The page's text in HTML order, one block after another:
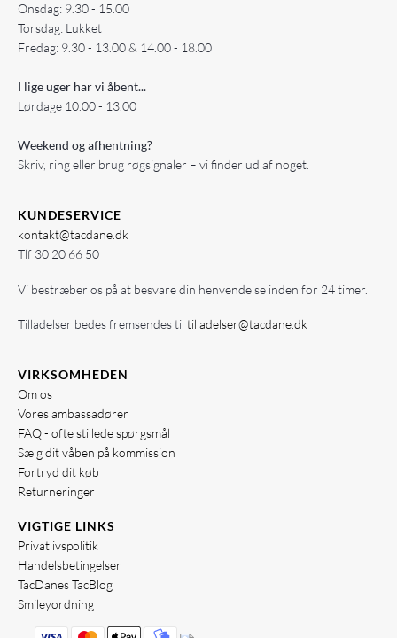
Onsdag: 9.30 - 15.00
Torsdag: Lukket
Fredag: 9.30 - 13.00 & 14.00 - 18.00
I lige uger har vi åbent...
Lørdage 10.00 - 13.00
Weekend og afhentning?
Skriv, ring eller brug røgsignaler – vi finder ud af noget.
KUNDESERVICE
kontakt@tacdane.dk
Tlf 30 20 66 50
Vi bestræber os på at besvare din henvendelse inden for 24 timer.
Tilladelser bedes fremsendes til tilladelser@tacdane.dk
VIRKSOMHEDEN
Om os
Vores ambassadører
FAQ - ofte stillede spørgsmål
Sælg dit våben på kommission
Fortryd dit køb
Returneringer
VIGTIGE LINKS
Privatlivspolitik
Handelsbetingelser
TacDanes TacBlog
Smileyordning